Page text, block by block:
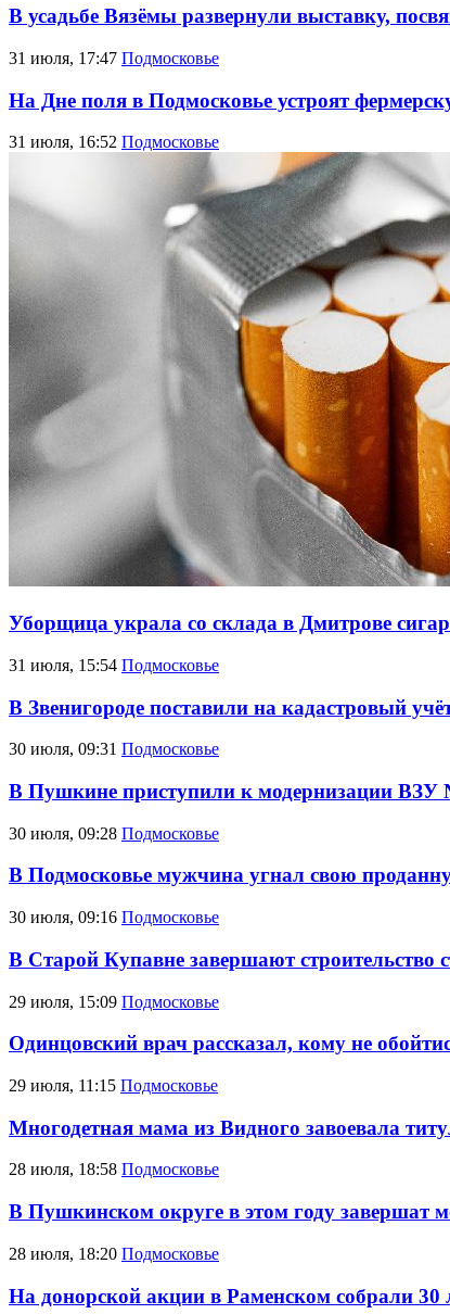
В усадьбе Вязёмы развернули выставку,
31 июля, 17:47 Подмосковье
На Дне поля в Подмосковье устроят
31 июля, 16:52 Подмосковье
Уборщица украла со склада в Дмитрове
31 июля, 15:54 Подмосковье
В Звенигороде поставили на кадастровый
30 июля, 09:31 Подмосковье
В Пушкине приступили к модернизации ВЗУ
30 июля, 09:28 Подмосковье
В Подмосковье мужчина угнал свою
30 июля, 09:16 Подмосковье
В Старой Купавне завершают строительство
29 июля, 15:09 Подмосковье
Одинцовский врач рассказал, кому не
29 июля, 11:15 Подмосковье
Многодетная мама из Видного завоевала
28 июля, 18:58 Подмосковье
В Пушкинском округе в этом году завершат
28 июля, 18:20 Подмосковье
На донорской акции в Раменском собрали 30